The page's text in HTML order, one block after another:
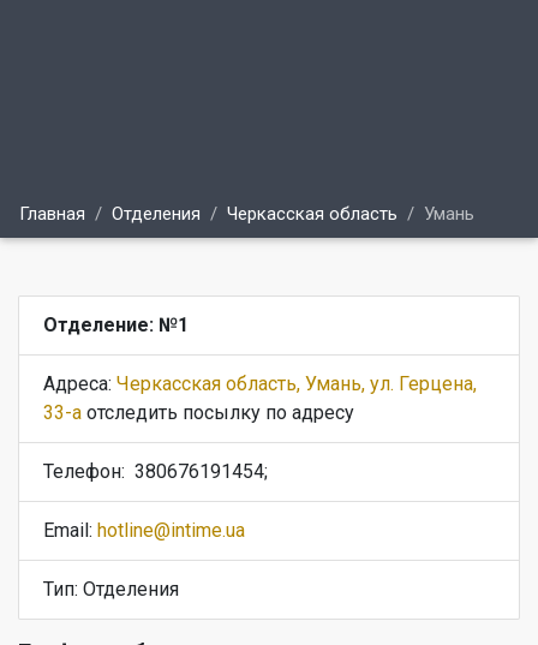
Главная Отделения Черкасская область Умань
Отделение: №1
Адреса: Черкасская область, Умань, ул. Герцена,
33-а отследить посылку по адресу
Телефон: 380676191454;
Email: hotline@intime.ua
Тип: Отделения